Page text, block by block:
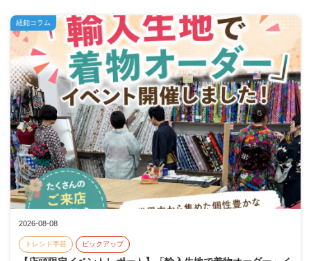
2026-08-08
トレンド手芸 ピックアップ
紐釦コラム